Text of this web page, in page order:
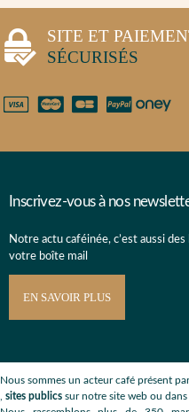
SITE ET
SÉCURISÉS
Inscrivez-vous à nos
Notre actu caféinée, c’est aussi
votre boîte mail
EN SAVOIR PLUS
Nous sommes un acteur café présent
sites publics sur notre site web ou